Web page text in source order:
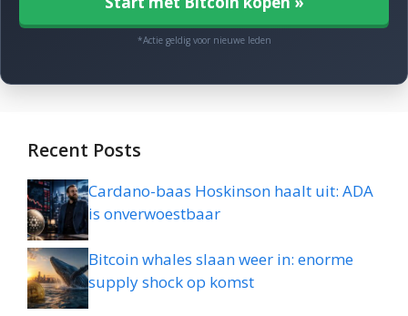
*Actie geldig voor nieuwe leden
Recent Posts
Cardano-baas Hoskinson haalt uit: ADA
is onverwoestbaar
Bitcoin whales slaan weer in: enorme
supply shock op komst